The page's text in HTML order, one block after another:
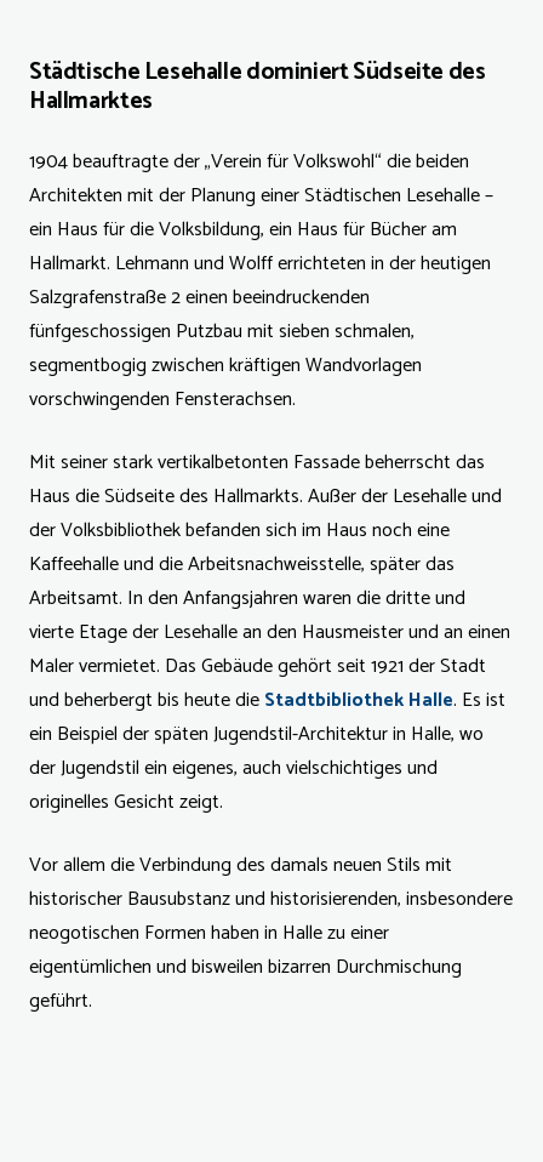
Städtische Lesehalle dominiert Südseite des
Hallmarktes
1904 beauftragte der „Verein für Volkswohl“ die beiden
Architekten mit der Planung einer Städtischen Lesehalle –
ein Haus für die Volksbildung, ein Haus für Bücher am
Hallmarkt. Lehmann und Wolff errichteten in der heutigen
Salzgrafenstraße 2 einen beeindruckenden
fünfgeschossigen Putzbau mit sieben schmalen,
segmentbogig zwischen kräftigen Wandvorlagen
vorschwingenden Fensterachsen.
Mit seiner stark vertikalbetonten Fassade beherrscht das
Haus die Südseite des Hallmarkts. Außer der Lesehalle und
der Volksbibliothek befanden sich im Haus noch eine
Kaffeehalle und die Arbeitsnachweisstelle, später das
Arbeitsamt. In den Anfangsjahren waren die dritte und
vierte Etage der Lesehalle an den Hausmeister und an einen
Maler vermietet. Das Gebäude gehört seit 1921 der Stadt
und beherbergt bis heute dieStadtbibliothek Halle. Es ist
ein Beispiel der späten Jugendstil-Architektur in Halle, wo
der Jugendstil ein eigenes, auch vielschichtiges und
originelles Gesicht zeigt.
Vor allem die Verbindung des damals neuen Stils mit
historischer Bausubstanz und historisierenden, insbesondere
neogotischen Formen haben in Halle zu einer
eigentümlichen und bisweilen bizarren Durchmischung
geführt.